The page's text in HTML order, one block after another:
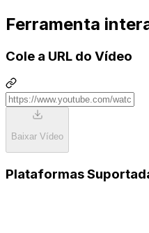
Ferramenta
Cole a URL do Vídeo
Baixar Vídeo
Plataformas